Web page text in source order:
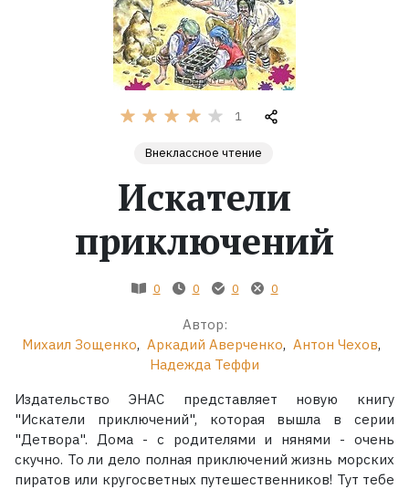
обсуждаемые
Экранизации
1
Внеклассное чтение
Искатели
приключений
0 0 0 0
Автор:
Михаил Зощенко, Аркадий Аверченко, Антон Чехов,
Надежда Теффи
Издательство ЭНАС представляет новую книгу
"Искатели приключений", которая вышла в серии
"Детвора". Дома - с родителями и нянями - очень
скучно. То ли дело полная приключений жизнь морских
пиратов или кругосветных путешественников! Тут тебе